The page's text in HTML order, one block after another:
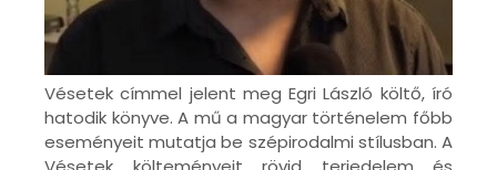
Vésetek címmel jelent meg Egri László költő, író
hatodik könyve. A mű a magyar történelem főbb
eseményeit mutatja be szépirodalmi stílusban. A